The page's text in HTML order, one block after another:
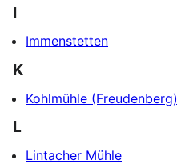
I
Immenstetten
K
Kohlmühle (Freudenberg)
L
Lintacher Mühle